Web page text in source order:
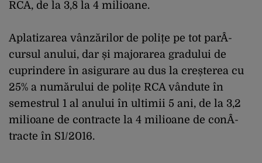
RCA, de la 3,8 la 4 milioane.
Aplatizarea vânzărilor de polițe pe tot parÂ­
cursul anului, dar și majorarea gradului de
cuprindere în asigurare au dus la creșterea cu
25% a numărului de polițe RCA vândute în
semestrul 1 al anului în ultimii 5 ani, de la 3,2
milioane de contracte la 4 milioane de conÂ­
tracte în S1/2016.